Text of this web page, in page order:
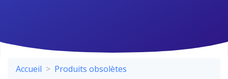
Accueil Produits obsolètes